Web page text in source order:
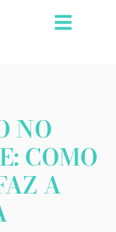
NO
COMO
A